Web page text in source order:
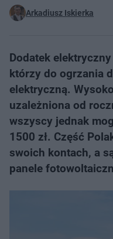
Arkadiusz Iskierka
Dodatek
którzy do ogrzania
elektryczną.
uzależniona od
wszyscy jednak
1500 zł. Część
swoich kontach, a
panele